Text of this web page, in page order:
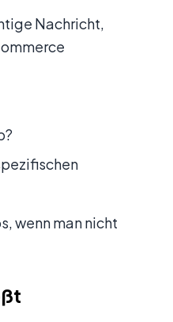
Nachricht,
wenn man nicht